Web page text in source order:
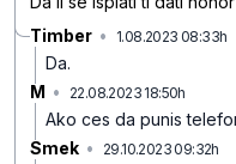
Timber • 1.08.2023 08:33h
Da.
M • 22.08.2023 18:50h
Ako ces da punis
Smek • 29.10.2023 09:32h